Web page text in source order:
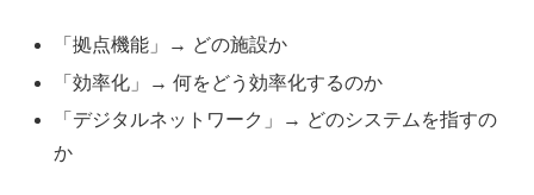
「拠点機能」→ どの施設か
「効率化」→ 何をどう効率化するのか
「デジタルネットワーク」→ どのシステムを指すの
か